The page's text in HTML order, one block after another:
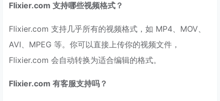
Flixier.com 支持哪些视频格式？
Flixier.com 支持几乎所有的视频格式，如 MP4、MOV、
AVI、MPEG 等。你可以直接上传你的视频文件，
Flixier.com 会自动转换为适合编辑的格式。
Flixier.com 有客服支持吗？